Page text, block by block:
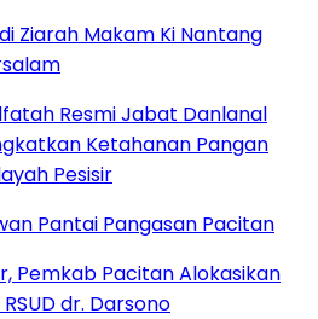
Ziarah Makam Ki Nantang
Resmi Jabat Danlanal
Ketahanan Pangan
Pesisir
Pantai Pangasan Pacitan
Pemkab Pacitan Alokasikan
dr. Darsono